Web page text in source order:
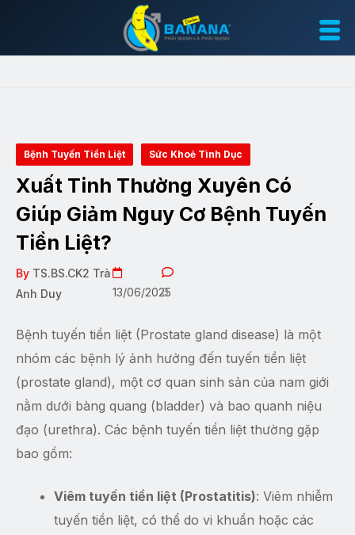
Bệnh Tuyến Tiền Liệt Sức Khoẻ Tình Dục
Xuất Tinh Thường Xuyên Có
Giúp Giảm Nguy Cơ Bệnh Tuyến
Tiền Liệt?
By TS.BS.CK2 Trà
Anh Duy
13/06/2025
0
Bệnh tuyến tiền liệt (Prostate gland disease) là một
nhóm các bệnh lý ảnh hưởng đến tuyến tiền liệt
(prostate gland), một cơ quan sinh sản của nam giới
nằm dưới bàng quang (bladder) và bao quanh niệu
đạo (urethra). Các bệnh tuyến tiền liệt thường gặp
bao gồm:
Viêm tuyến tiền liệt (Prostatitis): Viêm nhiễm
tuyến tiền liệt, có thể do vi khuẩn hoặc các